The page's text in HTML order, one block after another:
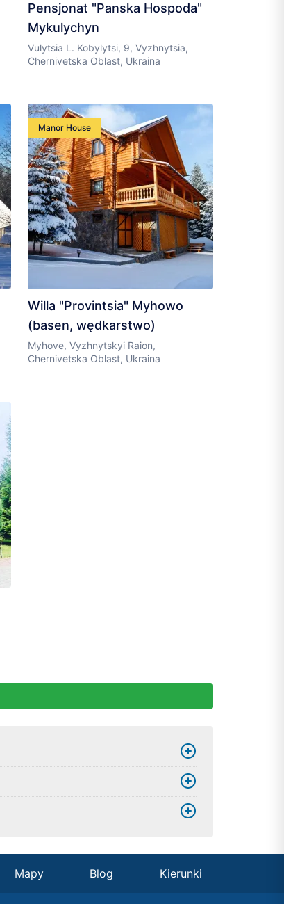
Pensjonat "Panska Hospoda"
Mykulychyn
Vulytsia L. Kobylytsi, 9, Vyzhnytsia,
Chernivetska Oblast, Ukraina
Manor House
Willa "Provintsia" Myhowo
(basen, wędkarstwo)
Myhove, Vyzhnytskyi Raion,
Chernivetska Oblast, Ukraina
Mapy Blog Kierunki